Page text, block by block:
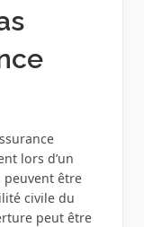
lors d’un
peuvent être
civile du
peut être